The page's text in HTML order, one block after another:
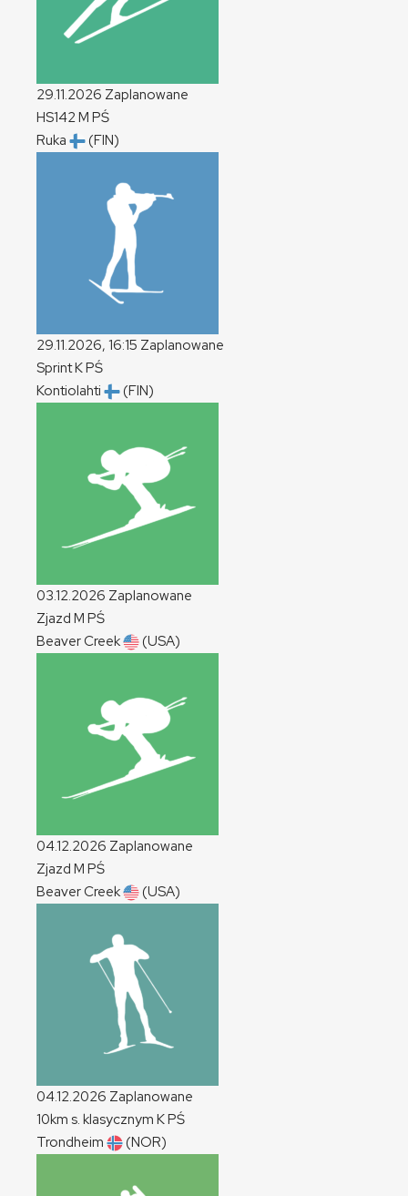
29.11.2026 Zaplanowane
HS142M PŚ
Ruka
(FIN)
29.11.2026, 16:15 Zaplanowane
SprintKPŚ
Kontiolahti
(FIN)
03.12.2026 Zaplanowane
Zjazd M PŚ
Beaver Creek
(USA)
04.12.2026 Zaplanowane
Zjazd M PŚ
Beaver Creek
(USA)
04.12.2026 Zaplanowane
10km s. klasycznym KPŚ
Trondheim
(NOR)